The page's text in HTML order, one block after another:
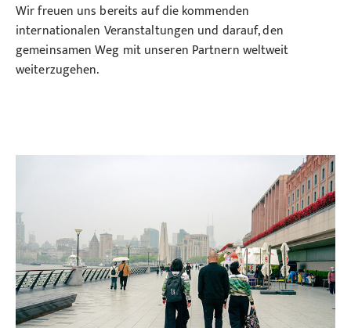
Wir freuen uns bereits auf die kommenden
internationalen Veranstaltungen und darauf, den
gemeinsamen Weg mit unseren Partnern weltweit
weiterzugehen.